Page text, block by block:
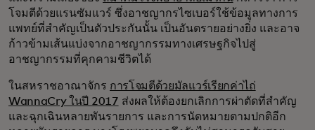
โจมตีด้วยแรนซัมแวร์ ซึ่งอาชญากรไซเบอร์ใช้ข้อมูลทางการ
แพทย์ที่สำคัญเป็นตัวประกันนั้น เป็นอันตรายอย่างยิ่ง และอาจ
ก้าวข้ามเส้นแบ่งจากอาชญากรรมทางเศรษฐกิจไปสู่
อาชญากรรมที่คุกคามชีวิตได้
ในสหราชอาณาจักร การโจมตีด้วยมัลแวร์เรียกค่าไถ่
WannaCry ในปี 2017 ส่งผลให้ต้องยกเลิกการผ่าตัดที่สำคัญ
และฉุกเฉินหลายพันรายการ และการนัดหมายตามปกติอีก